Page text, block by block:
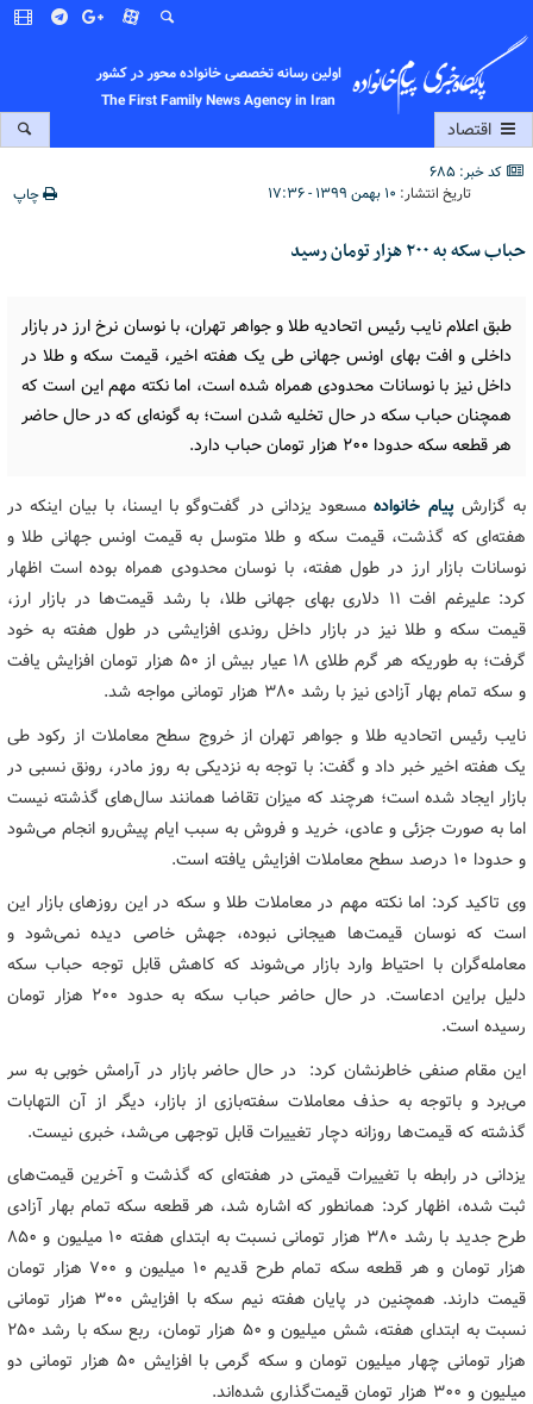
اولین رسانه تخصصی خانواده محور در کشور
The First Family News Agency in Iran
اقتصاد
کد خبر: 685
تاریخ انتشار: ۱۰ بهمن ۱۳۹۹ - ۱۷:۳۶ چاپ
حباب سکه به ۲۰۰ هزار تومان رسید
طبق اعلام نایب رئیس اتحادیه طلا و جواهر تهران، با نوسان نرخ ارز در بازار
داخلی و افت بهای اونس جهانی طی یک هفته اخیر، قیمت سکه و طلا در
داخل نیز با نوسانات محدودی همراه شده است، اما نکته مهم این است که
همچنان حباب سکه در حال تخلیه شدن است؛ به گونه‌ای که در حال حاضر
هر قطعه سکه حدودا ۲۰۰ هزار تومان حباب دارد.
به گزارش پیام خانواده مسعود یزدانی در گفت‌وگو با ایسنا، با بیان اینکه در
هفته‌ای که گذشت، قیمت سکه و طلا متوسل به قیمت اونس جهانی طلا و
نوسانات بازار ارز در طول هفته، با نوسان محدودی همراه بوده است اظهار
کرد: علیرغم افت ۱۱ دلاری بهای جهانی طلا، با رشد قیمت‌ها در بازار ارز،
قیمت سکه و طلا نیز در بازار داخل روندی افزایشی در طول هفته به خود
گرفت؛ به طوریکه هر گرم طلای ۱۸ عیار بیش از ۵۰ هزار تومان افزایش یافت
و سکه تمام بهار آزادی نیز با رشد ۳۸۰ هزار تومانی مواجه شد.
نایب رئیس اتحادیه طلا و جواهر تهران از خروج سطح معاملات از رکود طی
یک هفته اخیر خبر داد و گفت: با توجه به نزدیکی به روز مادر، رونق نسبی در
بازار ایجاد شده است؛ هرچند که میزان تقاضا همانند سال‌های گذشته نیست
اما به صورت جزئی و عادی، خرید و فروش به سبب ایام پیش‌رو انجام می‌شود
و حدودا ۱۰ درصد سطح معاملات افزایش یافته است.
وی تاکید کرد: اما نکته مهم در معاملات طلا و سکه در این روزهای بازار این
است که نوسان قیمت‌ها هیجانی نبوده، جهش خاصی دیده نمی‌شود و
معامله‌گران با احتیاط وارد بازار می‌شوند که کاهش قابل توجه حباب سکه
دلیل براین ادعاست. در حال حاضر حباب سکه به حدود ۲۰۰ هزار تومان
رسیده است.
این مقام صنفی خاطرنشان کرد: در حال حاضر بازار در آرامش خوبی به سر
می‌برد و باتوجه به حذف معاملات سفته‌بازی از بازار، دیگر از آن التهابات
گذشته که قیمت‌ها روزانه دچار تغییرات قابل توجهی می‌شد، خبری نیست.
یزدانی در رابطه با تغییرات قیمتی در هفته‌ای که گذشت و آخرین قیمت‌های
ثبت شده، اظهار کرد: همانطور که اشاره شد، هر قطعه سکه تمام بهار آزادی
طرح جدید با رشد ۳۸۰ هزار تومانی نسبت به ابتدای هفته ۱۰ میلیون و ۸۵۰
هزار تومان و هر قطعه سکه تمام طرح قدیم ۱۰ میلیون و ۷۰۰ هزار تومان
قیمت دارند. همچنین در پایان هفته نیم سکه با افزایش ۳۰۰ هزار تومانی
نسبت به ابتدای هفته، شش میلیون و ۵۰ هزار تومان، ربع سکه با رشد ۲۵۰
هزار تومانی چهار میلیون تومان و سکه گرمی با افزایش ۵۰ هزار تومانی دو
میلیون و ۳۰۰ هزار تومان قیمت‌گذاری شده‌اند.